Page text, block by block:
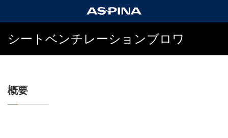
シートベンチレーションブロワ
概要